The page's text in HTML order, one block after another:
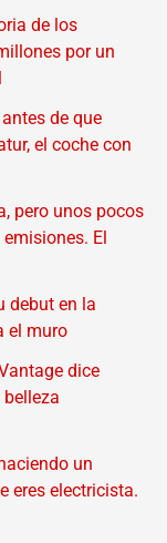
de los
por un
de que
el coche con
pero unos pocos
El
debut en la
el muro
dice
un
eres electricista.